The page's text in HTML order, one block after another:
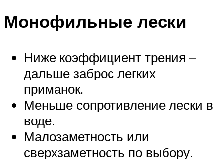
Монофильные лески
Ниже коэффициент трения –
дальше заброс легких
приманок.
Меньше сопротивление лески в
воде.
Малозаметность или
сверхзаметность по выбору.